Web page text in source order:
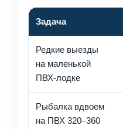
Задача
Редкие выезды
на маленькой
ПВХ-лодке
Рыбалка вдвоем
на ПВХ 320–360